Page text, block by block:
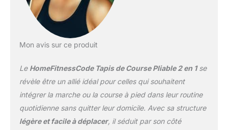
[Niveaux de Vitesse de 1
à 10 km/h] Ce tapis de
maximale est de 286
livres (130 kg). La bande
de course antidérapante
à 5 couches offre un
amorti, tandis que les
roulettes de transport
Mon avis sur ce produit
Le HomeFitnessCode Tapis de Course Pliable 2 en 1se
révèle être un allié idéal pour celles qui souhaitent
intégrer la marche ou la course à pied dans leur routine
quotidienne sans quitter leur domicile. Avec sa structure
légère et facile à déplacer, il séduit par son côté